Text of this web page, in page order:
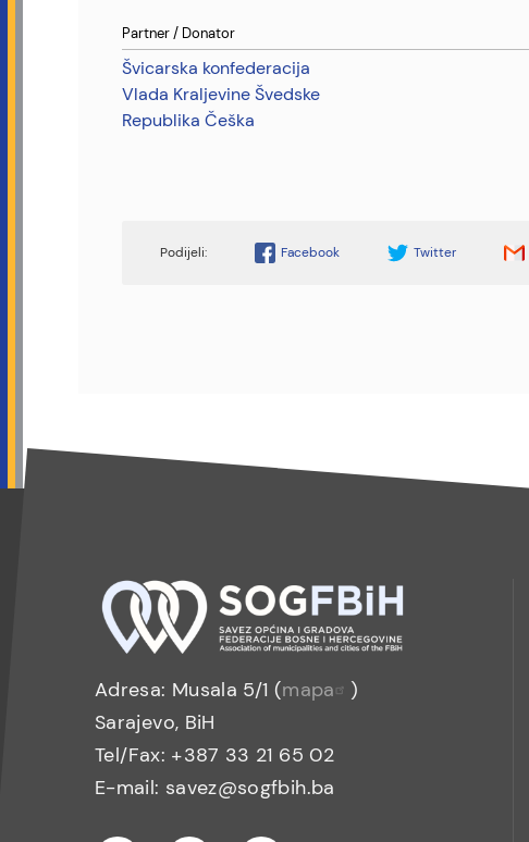
Partner / Donator
Švicarska konfederacija
Vlada Kraljevine Švedske
Republika Češka
Facebook Twitter
Adresa: Musala 5/1 (mapa
)
Sarajevo, BiH
Tel/Fax: +387 33 21 65 02
E-mail: savez@sogfbih.ba